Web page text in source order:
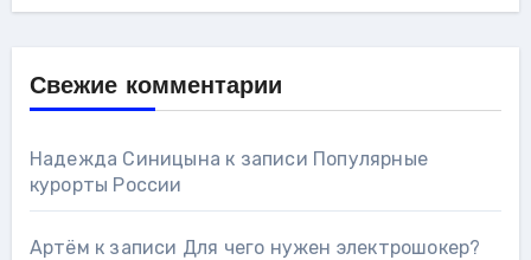
Свежие комментарии
Надежда Синицына к записи Популярные
курорты России
Артём к записи Для чего нужен электрошокер?